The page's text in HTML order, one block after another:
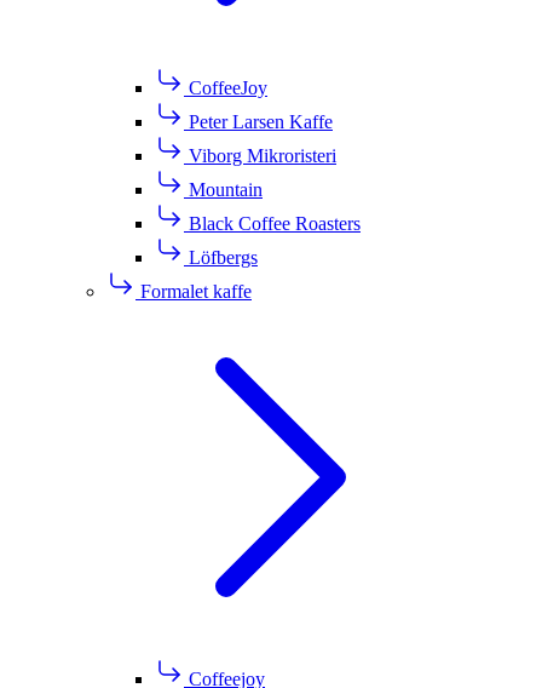
CoffeeJoy
Peter Larsen Kaffe
Viborg Mikroristeri
Mountain
Black Coffee Roasters
Löfbergs
Formalet kaffe
Coffeejoy